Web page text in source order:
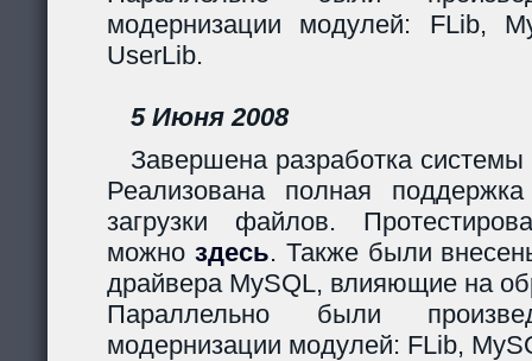
модернизации модулей: FLib,
UserLib.
5 Июня 2008
Завершена разработка
Реализована полная
загрузки файлов.
можно здесь. Также были
драйвера MySQL, влияющие на
Параллельно были
модернизации модулей: FLib,